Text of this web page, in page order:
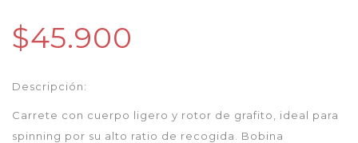
$45.900
Descripción:
Carrete con cuerpo ligero y rotor de grafito, ideal para
spinning por su alto ratio de recogida. Bobina